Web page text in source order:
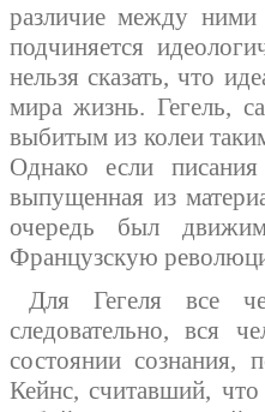
различие между
подчиняется
нельзя сказать, что
мира жизнь. Гегель,
выбитым из колеи
Однако если
выпущенная из
очередь был
Французскую
Для Гегеля все
следовательно, вся
состоянии
Кейнс, считавший,